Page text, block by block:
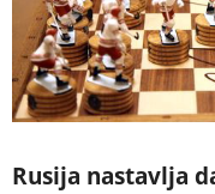
Rusija nastavlja